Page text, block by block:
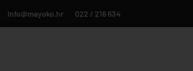
info@mayoko.hr 022 / 216 634